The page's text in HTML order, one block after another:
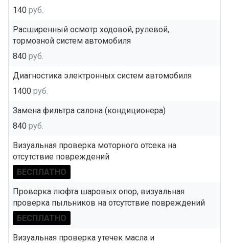
140 руб.
Расширенный осмотр ходовой, рулевой,
тормозной систем автомобиля
840 руб.
Диагностика электронных систем автомобиля
1400 руб.
Замена фильтра салона (кондиционера)
840 руб.
Визуальная проверка моторного отсека на
отсутствие повреждений
БЕСПЛАТНО
Проверка люфта шаровых опор, визуальная
проверка пыльников на отсутствие повреждений
БЕСПЛАТНО
Визуальная проверка утечек масла и